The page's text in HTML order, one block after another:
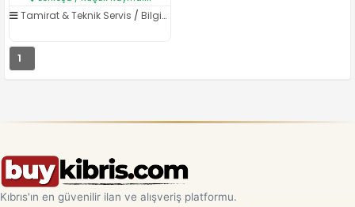
Tamirat & Teknik Servis / Bilgisayar & Yazılım
1
Kıbrıs'ın en güvenilir ilan ve alışveriş platformu.